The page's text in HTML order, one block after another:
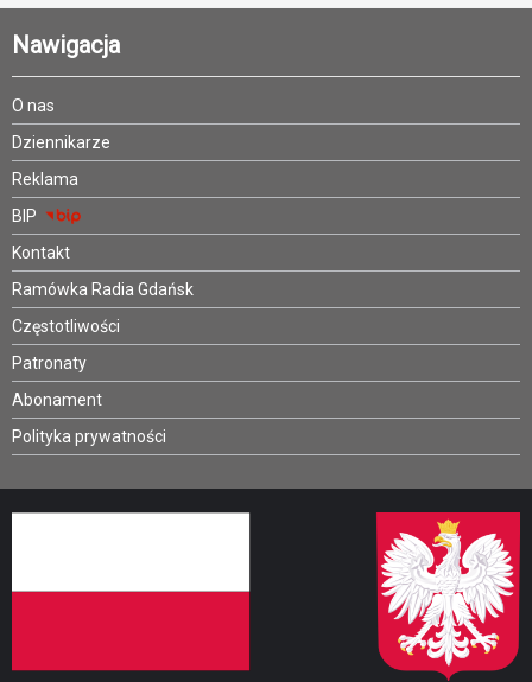
Nawigacja
O nas
Dziennikarze
Reklama
BIP
Kontakt
Ramówka Radia Gdańsk
Częstotliwości
Patronaty
Abonament
Polityka prywatności